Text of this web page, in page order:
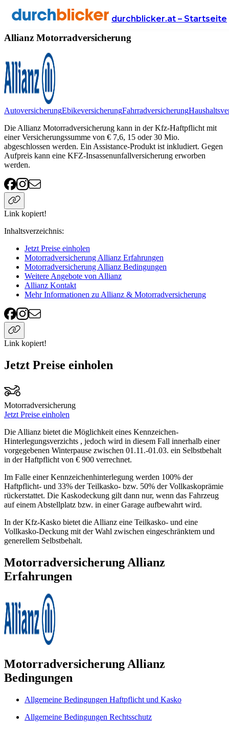
durchblicker.at – Startseite
Anbieter Versicherung motorradversicherung Allianz
Allianz Motorradversicherung
AutoversicherungEbikeversicherungFahrradversicherung
Die Allianz Motorradversicherung kann in der Kfz-Haftpflicht mit
einer Versicherungssumme von € 7,6, 15 oder 30 Mio.
abgeschlossen werden. Ein Assistance-Produkt ist inkludiert. Gegen
Aufpreis kann eine KFZ-Insassenunfallversicherung erworben
werden.
Link kopiert!
Inhaltsverzeichnis:
Jetzt Preise einholen
Motorradversicherung Allianz Erfahrungen
Motorradversicherung Allianz Bedingungen
Weitere Angebote von Allianz
Allianz Kontakt
Mehr Informationen zu Allianz & Motorradversicherung
Link kopiert!
Jetzt Preise einholen
Motorradversicherung
Jetzt Preise einholen
Die Allianz bietet die Möglichkeit eines Kennzeichen-
Hinterlegungsverzichts , jedoch wird in diesem Fall innerhalb einer
vorgegebenen Winterpause zwischen 01.11.-01.03. ein Selbstbehalt
in der Haftpflicht von € 900 verrechnet.
Im Falle einer Kennzeichenhinterlegung werden 100% der
Haftpflicht- und 33% der Teilkasko- bzw. 50% der Vollkaskoprämie
rückerstattet. Die Kaskodeckung gilt dann nur, wenn das Fahrzeug
auf einem Abstellplatz bzw. in einer Garage aufbewahrt wird.
In der Kfz-Kasko bietet die Allianz eine Teilkasko- und eine
Vollkasko-Deckung mit der Wahl zwischen eingeschränktem und
generellem Selbstbehalt.
Motorradversicherung Allianz
Erfahrungen
Motorradversicherung Allianz
Bedingungen
Allgemeine Bedingungen Haftpflicht und Kasko
Allgemeine Bedingungen Rechtsschutz